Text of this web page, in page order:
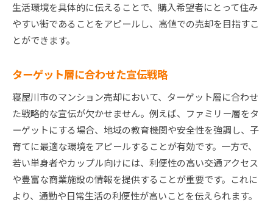
生活環境を具体的に伝えることで、購入希望者にとって住み
やすい街であることをアピールし、高値での売却を目指すこ
とができます。
ターゲット層に合わせた宣伝戦略
寝屋川市のマンション売却において、ターゲット層に合わせ
た戦略的な宣伝が欠かせません。例えば、ファミリー層をタ
ーゲットにする場合、地域の教育機関や安全性を強調し、子
育てに最適な環境をアピールすることが有効です。一方で、
若い単身者やカップル向けには、利便性の高い交通アクセス
や豊富な商業施設の情報を提供することが重要です。これに
より、通勤や日常生活の利便性が高いことを伝えられます。